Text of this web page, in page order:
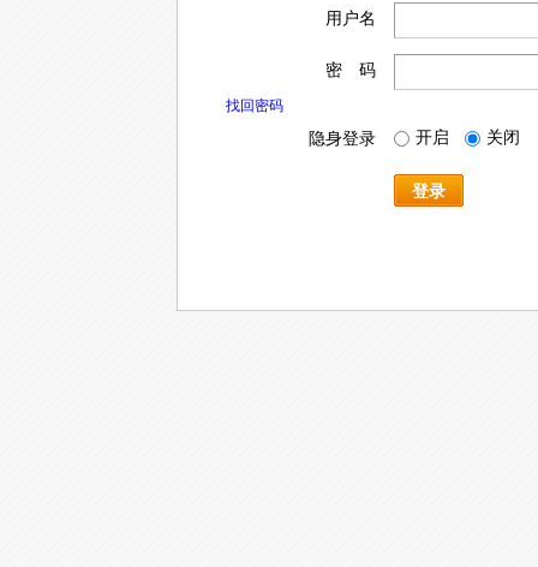
用户名
密 码
找回密码
隐身登录 开启 关闭
登录